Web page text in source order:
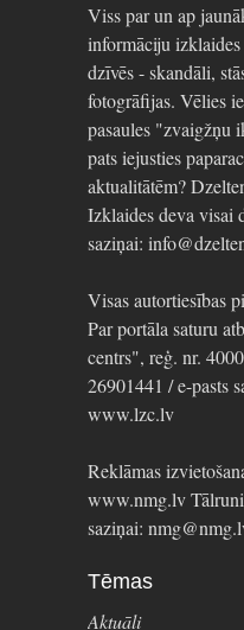
Viss par un ap
informāciju
dzīvēs - skandāli,
fotogrāfijas. Vēlies
pasaules "zvaigžņu
pats iejusties
aktualitātēm?
Izklaides deva visai
saziņai:
Visas autortiesības
Par portāla saturu
centrs", reģ. nr.
26901441 / e-pasts
www.lzc.lv
Reklāmas
www.nmg.lv
saziņai:
Tēmas
Aktuāli